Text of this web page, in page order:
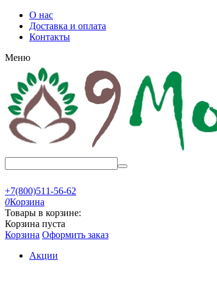
О нас
Доставка и оплата
Контакты
Меню
+7(800)511-56-62
0Корзина
Товары в корзине:
Корзина пуста
Корзина Оформить заказ
Акции